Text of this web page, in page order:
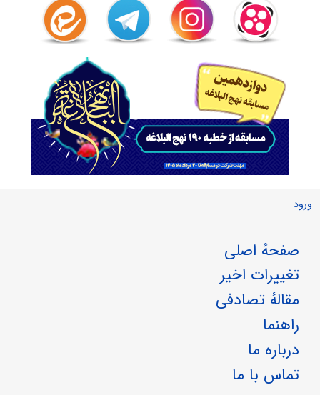
ورود
صفحهٔ اصلی
تغییرات اخیر
مقالهٔ تصادفی
راهنما
درباره ما
تماس با ما